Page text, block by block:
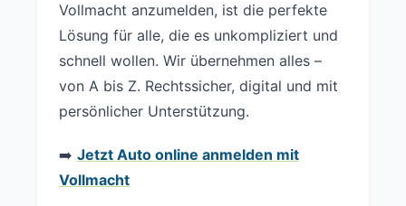
Vollmacht anzumelden, ist die perfekte
Lösung für alle, die es unkompliziert und
schnell wollen. Wir übernehmen alles –
von A bis Z. Rechtssicher, digital und mit
persönlicher Unterstützung.
➡️ Jetzt Auto online anmelden mit
Vollmacht